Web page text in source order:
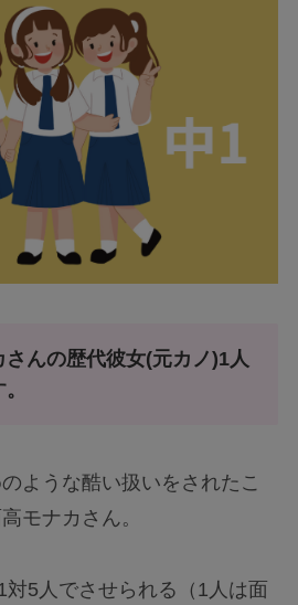
さんの歴代彼女(元カノ)1人
ような酷い扱いをされたこ
モナカさん。
対5人でさせられる（1人は面